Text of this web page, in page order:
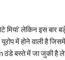
लेकिन इस बार
में होने वाली है
बस्ते में जा जुकी है